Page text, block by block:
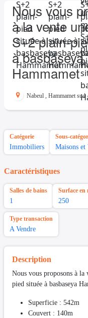
Nous vous
à la vente
S+2 plain-
à basbaseya
Hammamet
Nabeul , Hammamet sud
Catégorie
Immobiliers
Sous-
Maisons et
Caractéristiques
Salles de bains
1
Surface en
250
Type transaction
A Vendre
Description
Nous vous proposons à la
pied située à basbaseya
Superficie : 542m
Couvert : 140m